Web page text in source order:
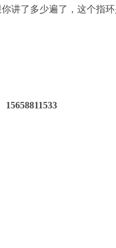
讲了多少遍了，这个指
15658811533